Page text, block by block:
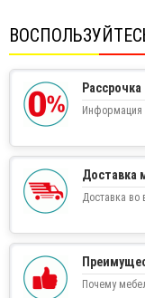
Рассрочка
Информация
Доставка
Доставка во
Почему